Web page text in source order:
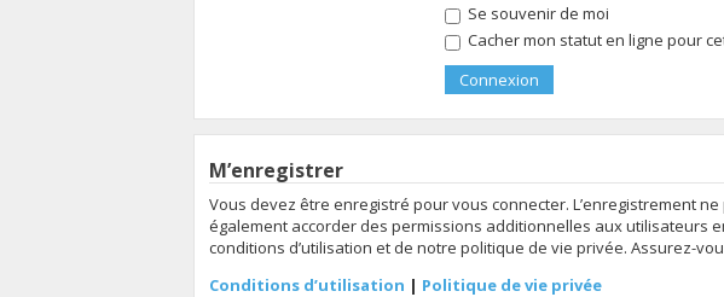
Se souvenir de moi
Cacher mon statut en ligne pour
M’enregistrer
Vous devez être enregistré pour vous connecter. L’enregistrement
également accorder des permissions additionnelles aux utilisateurs
conditions d’utilisation et de notre politique de vie privée. Assurez-
Conditions d’utilisation | Politique de vie privée